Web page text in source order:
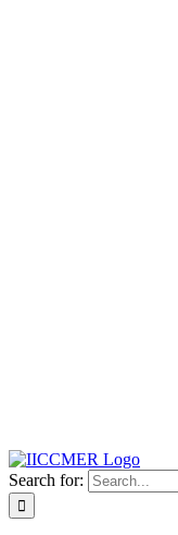
Search for: